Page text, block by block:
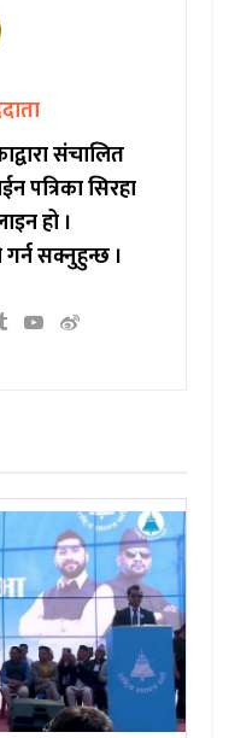
संचालित
पत्रिका सिरहा
हो ।
सक्नुहुन्छ ।